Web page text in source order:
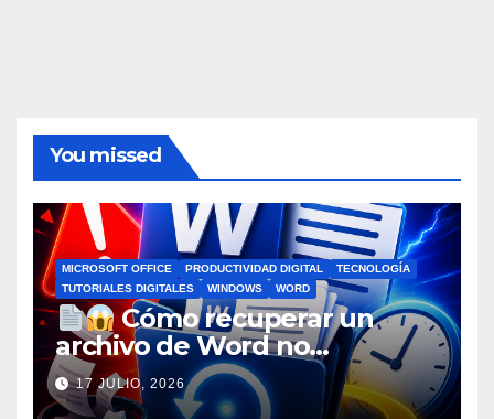
You missed
MICROSOFT OFFICE PRODUCTIVIDAD DIGITAL
TECNOLOGÍA
TUTORIALES DIGITALES
WINDOWS WORD
Cómo recuperar un
archivo de Word no
guardado antes de entrar en
pánico
17 JULIO, 2026